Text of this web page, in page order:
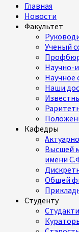
Главная
Новости
Факультет
Ученый
Научно-
Научное
Наши
Кафедры
Высшей
имени
Общей
Студенту